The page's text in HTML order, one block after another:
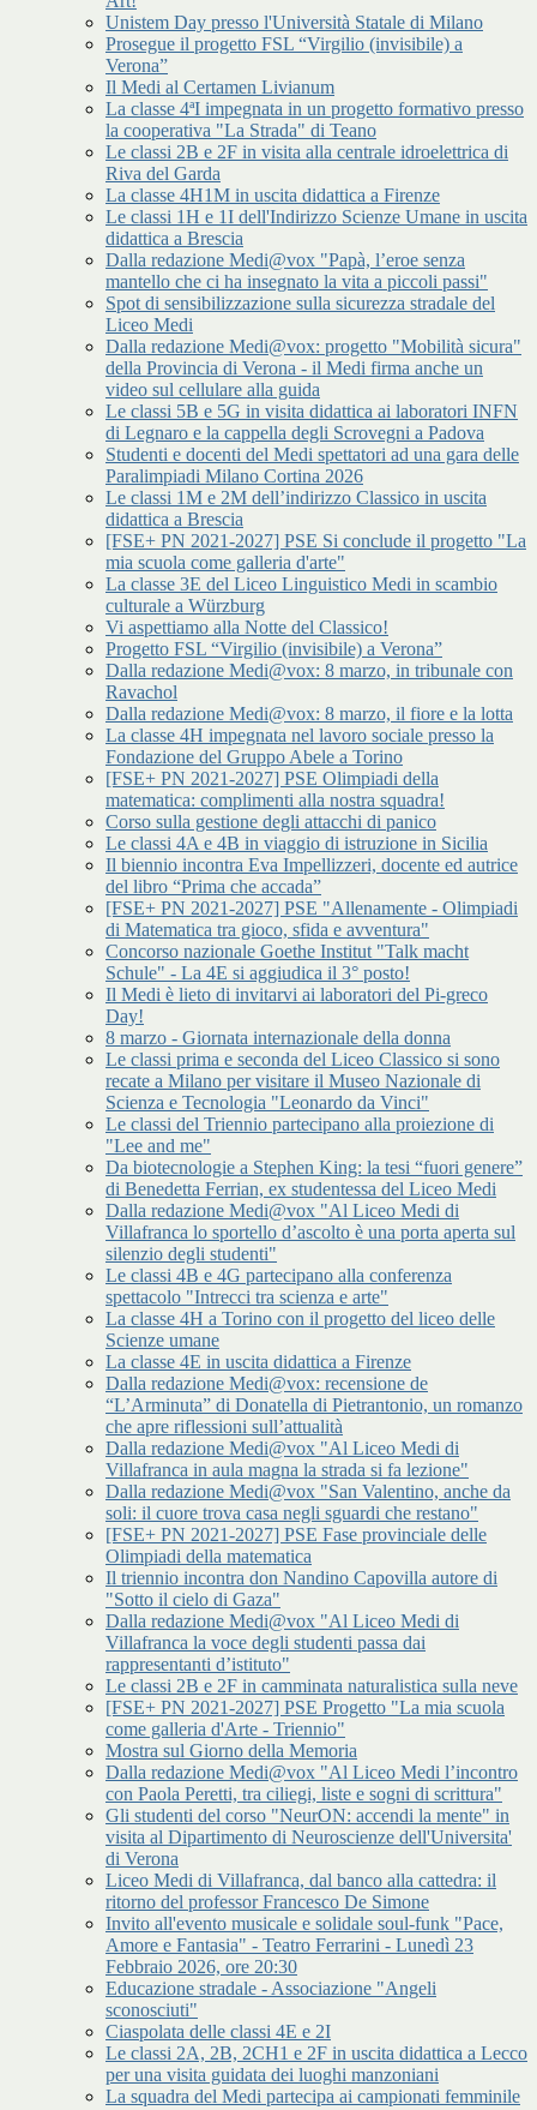
Unistem Day presso l'Università Statale di Milano
Prosegue il progetto FSL “Virgilio (invisibile) a
Verona”
Il Medi al Certamen Livianum
La classe 4ªI impegnata in un progetto formativo presso
la cooperativa "La Strada" di Teano
Le classi 2B e 2F in visita alla centrale idroelettrica di
Riva del Garda
La classe 4H1M in uscita didattica a Firenze
Le classi 1H e 1I dell'Indirizzo Scienze Umane in uscita
didattica a Brescia
Dalla redazione Medi@vox "Papà, l’eroe senza
mantello che ci ha insegnato la vita a piccoli passi"
Spot di sensibilizzazione sulla sicurezza stradale del
Liceo Medi
Dalla redazione Medi@vox: progetto "Mobilità sicura"
della Provincia di Verona - il Medi firma anche un
video sul cellulare alla guida
Le classi 5B e 5G in visita didattica ai laboratori INFN
di Legnaro e la cappella degli Scrovegni a Padova
Studenti e docenti del Medi spettatori ad una gara delle
Paralimpiadi Milano Cortina 2026
Le classi 1M e 2M dell’indirizzo Classico in uscita
didattica a Brescia
[FSE+ PN 2021-2027] PSE Si conclude il progetto "La
mia scuola come galleria d'arte"
La classe 3E del Liceo Linguistico Medi in scambio
culturale a Würzburg
Vi aspettiamo alla Notte del Classico!
Progetto FSL “Virgilio (invisibile) a Verona”
Dalla redazione Medi@vox: 8 marzo, in tribunale con
Ravachol
Dalla redazione Medi@vox: 8 marzo, il fiore e la lotta
La classe 4H impegnata nel lavoro sociale presso la
Fondazione del Gruppo Abele a Torino
[FSE+ PN 2021-2027] PSE Olimpiadi della
matematica: complimenti alla nostra squadra!
Corso sulla gestione degli attacchi di panico
Le classi 4A e 4B in viaggio di istruzione in Sicilia
Il biennio incontra Eva Impellizzeri, docente ed autrice
del libro “Prima che accada”
[FSE+ PN 2021-2027] PSE "Allenamente - Olimpiadi
di Matematica tra gioco, sfida e avventura"
Concorso nazionale Goethe Institut "Talk macht
Schule" - La 4E si aggiudica il 3° posto!
Il Medi è lieto di invitarvi ai laboratori del Pi-greco
Day!
8 marzo - Giornata internazionale della donna
Le classi prima e seconda del Liceo Classico si sono
recate a Milano per visitare il Museo Nazionale di
Scienza e Tecnologia "Leonardo da Vinci"
Le classi del Triennio partecipano alla proiezione di
"Lee and me"
Da biotecnologie a Stephen King: la tesi “fuori genere”
di Benedetta Ferrian, ex studentessa del Liceo Medi
Dalla redazione Medi@vox "Al Liceo Medi di
Villafranca lo sportello d’ascolto è una porta aperta sul
silenzio degli studenti"
Le classi 4B e 4G partecipano alla conferenza
spettacolo "Intrecci tra scienza e arte"
La classe 4H a Torino con il progetto del liceo delle
Scienze umane
La classe 4E in uscita didattica a Firenze
Dalla redazione Medi@vox: recensione de
“L’Arminuta” di Donatella di Pietrantonio, un romanzo
che apre riflessioni sull’attualità
Dalla redazione Medi@vox "Al Liceo Medi di
Villafranca in aula magna la strada si fa lezione"
Dalla redazione Medi@vox "San Valentino, anche da
soli: il cuore trova casa negli sguardi che restano"
[FSE+ PN 2021-2027] PSE Fase provinciale delle
Olimpiadi della matematica
Il triennio incontra don Nandino Capovilla autore di
"Sotto il cielo di Gaza"
Dalla redazione Medi@vox "Al Liceo Medi di
Villafranca la voce degli studenti passa dai
rappresentanti d’istituto"
Le classi 2B e 2F in camminata naturalistica sulla neve
[FSE+ PN 2021-2027] PSE Progetto "La mia scuola
come galleria d'Arte - Triennio"
Mostra sul Giorno della Memoria
Dalla redazione Medi@vox "Al Liceo Medi l’incontro
con Paola Peretti, tra ciliegi, liste e sogni di scrittura"
Gli studenti del corso "NeurON: accendi la mente" in
visita al Dipartimento di Neuroscienze dell'Universita'
di Verona
Liceo Medi di Villafranca, dal banco alla cattedra: il
ritorno del professor Francesco De Simone
Invito all'evento musicale e solidale soul-funk "Pace,
Amore e Fantasia" - Teatro Ferrarini - Lunedì 23
Febbraio 2026, ore 20:30
Educazione stradale - Associazione "Angeli
sconosciuti"
Ciaspolata delle classi 4E e 2I
Le classi 2A, 2B, 2CH1 e 2F in uscita didattica a Lecco
per una visita guidata dei luoghi manzoniani
La squadra del Medi partecipa ai campionati femminile